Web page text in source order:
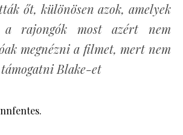
őt, különösen azok, amelyek
a rajongók most azért nem
megnézni a filmet, mert nem
Blake-et